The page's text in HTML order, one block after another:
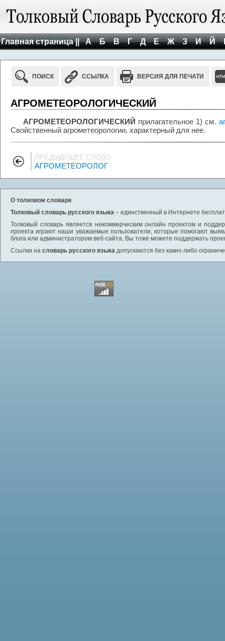
Главная страница || А Б В Г Д Е Ж З И Й
ПОИСК ССЫЛКА ВЕРСИЯ ДЛЯ ПЕЧАТИ
АГРОМЕТЕОРОЛОГИЧЕСКИЙ
АГРОМЕТЕОРОЛОГИЧЕСКИЙ прилагательное 1) см.
Свойственный агрометеорологии, характерный для нее.
ПРЕДЫДУЩЕЕ СЛОВО
АГРОМЕТЕОРОЛОГ
О толковом словаре
Толковый словарь русского языка – единственный в Интернете
Толковый словарь является некоммерческим онлайн проектом и
проекта играют наши уважаемые пользователи, которые помогают
блога или администратором веб-сайта, Вы тоже можете поддержать
Ссылки на словарь русского языка допускаются без каких-либо